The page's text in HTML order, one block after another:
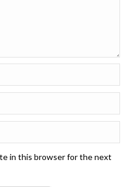
in this browser for the next